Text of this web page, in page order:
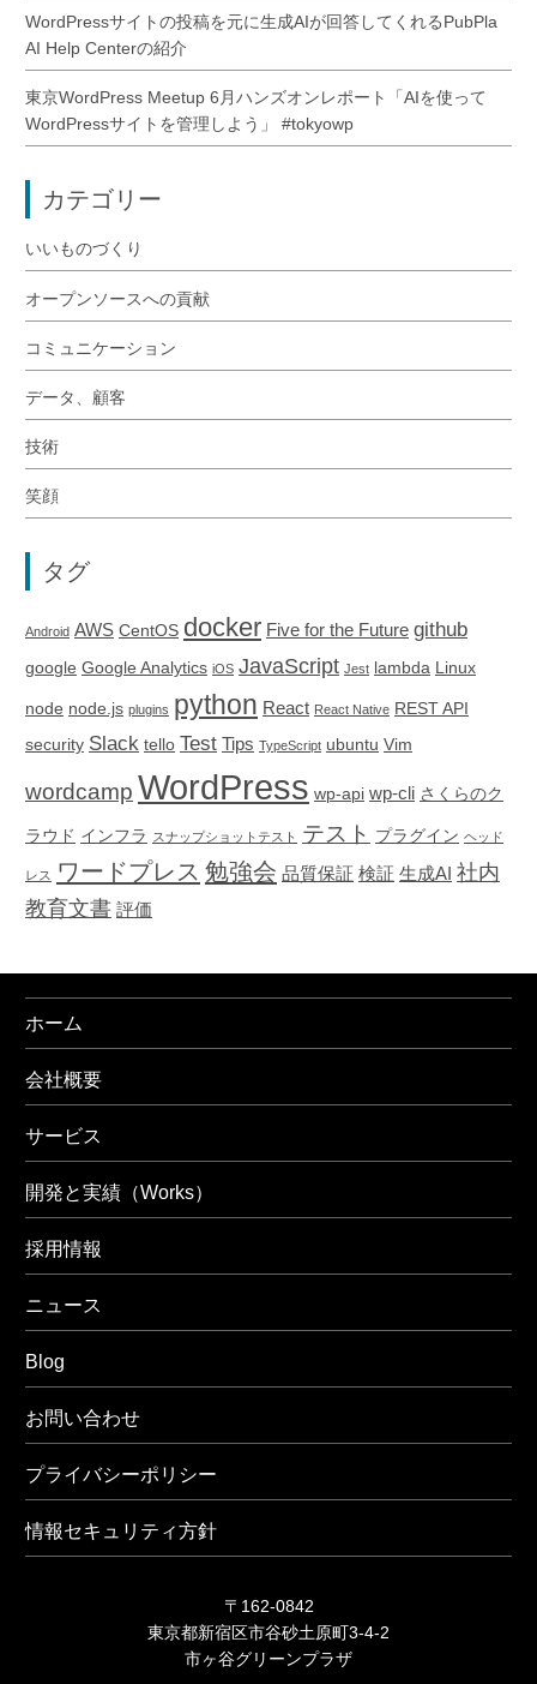
WordPressサイトの投稿を元に生成AIが回答してくれるPubPla
AI Help Centerの紹介
東京WordPress Meetup 6月ハンズオンレポート「AIを使って
WordPressサイトを管理しよう」 #tokyowp
カテゴリー
いいものづくり
オープンソースへの貢献
コミュニケーション
データ、顧客
技術
笑顔
タグ
Android AWS CentOS docker Five for the Future github
google Google Analytics iOS JavaScript Jest lambda Linux
node node.js plugins python React React Native REST API
security Slack tello Test Tips TypeScript ubuntu Vim
wordcamp WordPress wp-api wp-cli さくらのク
ラウド インフラ スナップショットテスト テスト プラグイン ヘッド
レス ワードプレス 勉強会 品質保証 検証 生成AI 社内
教育文書 評価
ホーム
会社概要
サービス
開発と実績（Works）
採用情報
ニュース
Blog
お問い合わせ
プライバシーポリシー
情報セキュリティ方針
〒162-0842
東京都新宿区市谷砂土原町3-4-2
市ヶ谷グリーンプラザ